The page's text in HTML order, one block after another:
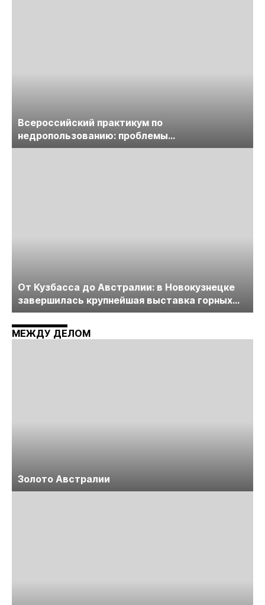
Всероссийский практикум по
недропользованию: проблемы
лицензирования, цифровизации, экспертизы
От Кузбасса до Австралии: в Новокузнецке
завершилась крупнейшая выставка горных
технологий «Недра России. Уголь России и
Майнинг»
МЕЖДУ ДЕЛОМ
Золото Австралии